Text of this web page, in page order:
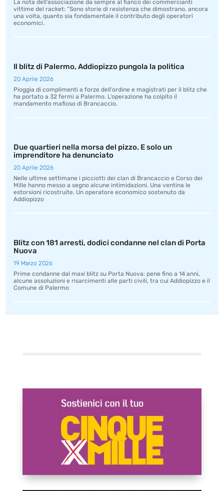
La nota dell’associazione da sempre al fianco dei commercianti
vittime del racket: “Sono storie di resistenza che dimostrano, ancora
una volta, quanto sia fondamentale il contributo degli operatori
economici.
Il blitz di Palermo, Addiopizzo pungola la politica
20 Aprile 2026
Pioggia di complimenti a forze dell’ordine e magistrati per il blitz che
ha portato a 32 fermi a Palermo. L’operazione ha colpito il
mandamento mafioso di Brancaccio.
Due quartieri nella morsa del pizzo. E solo un
imprenditore ha denunciato
20 Aprile 2026
Nelle ultime settimane i picciotti dei clan di Brancaccio e Corso dei
Mille hanno messo a segno alcune intimidazioni. Una ventina le
estorsioni ricostruite. Un operatore economico sostenuto da
Addiopizzo
Blitz con 181 arresti, dodici condanne nel clan di Porta
Nuova
19 Marzo 2026
Prime condanne dal maxi blitz su Porta Nuova: pene fino a 14 anni,
alcune assoluzioni e risarcimenti alle parti civili, tra cui Addiopizzo e il
Comune di Palermo